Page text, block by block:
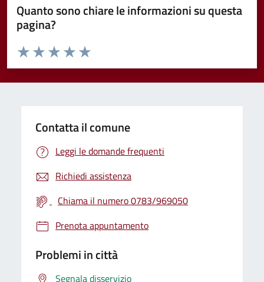
Quanto sono chiare le informazioni su questa
pagina?
Valuta da 1 a 5 stelle la pagina
Valuta 5 stelle su 5
Valuta 4 stelle su 5
Valuta 3 stelle su 5
Valuta 2 stelle su 5
Valuta 1 stelle su 5
Contatta il comune
Leggi le domande frequenti
Richiedi assistenza
Chiama il numero 0783/969050
Prenota appuntamento
Problemi in città
Segnala disservizio